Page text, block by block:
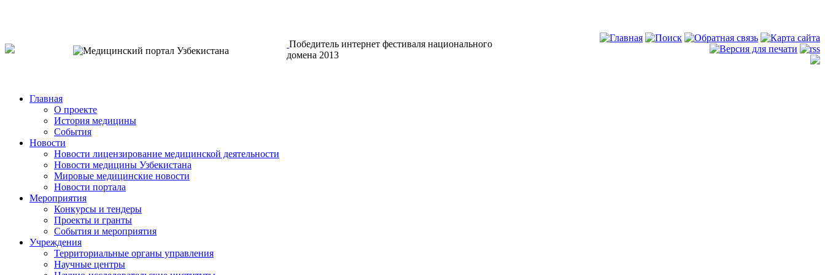
Победитель интернет фестиваля национального
домена 2013
Главная
О проекте
История медицины
События
Новости
Новости лицензирование медицинской деятельности
Новости медицины Узбекистана
Мировые медицинские новости
Новости портала
Мероприятия
Конкурсы и тендеры
Проекты и гранты
События и мероприятия
Учреждения
Территориальные органы управления
Научные центры